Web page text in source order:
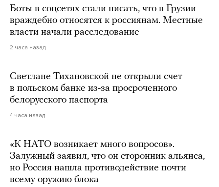
Боты в соцсетях стали писать, что в Грузии
враждебно относятся к россиянам. Местные
власти начали расследование
2 часа назад
Светлане Тихановской не открыли счет
в польском банке из-за просроченного
белорусского паспорта
4 часа назад
«К НАТО возникает много вопросов».
Залужный заявил, что он сторонник альянса,
но Россия нашла противодействие почти
всему оружию блока